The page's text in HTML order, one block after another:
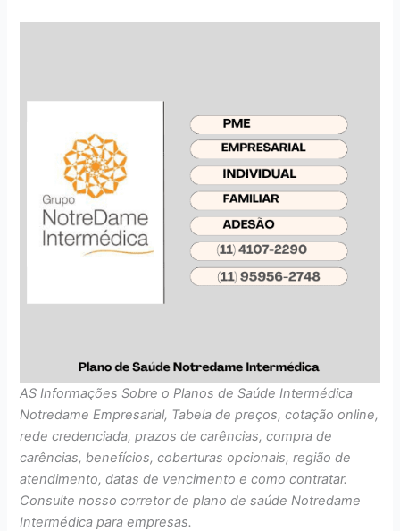
AS Informações Sobre o Planos de Saúde Intermédica
Notredame Empresarial, Tabela de preços, cotação online,
rede credenciada, prazos de carências, compra de
carências, benefícios, coberturas opcionais, região de
atendimento, datas de vencimento e como contratar.
Consulte nosso corretor de plano de saúde Notredame
Intermédica para empresas.